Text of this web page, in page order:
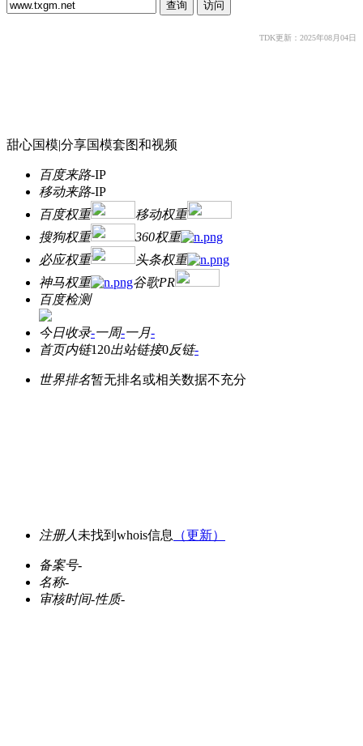
TDK更新：2025年08月04日
甜心国模|分享国模套图和视频
百度来路-IP
移动来路-IP
百度权重
移动权重
搜狗权重
360权重
必应权重
头条权重
神马权重
谷歌PR
百度检测
今日收录-一周-一月-
首页内链120出站链接0反链-
世界排名暂无排名或相关数据不充分
注册人 未找到whois信息 （更新）
备案号-
名称-
审核时间-性质-